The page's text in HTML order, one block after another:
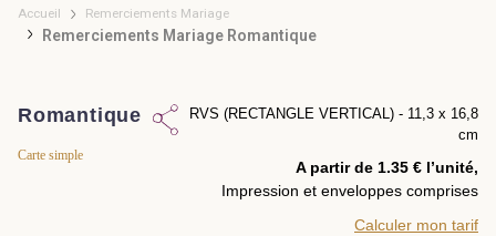
Accueil Remerciements Mariage
Remerciements Mariage Romantique
Romantique
Carte simple
RVS (RECTANGLE VERTICAL) - 11,3 x 16,8
cm
A partir de 1.35 € l’unité,
Impression et enveloppes comprises
Calculer mon tarif